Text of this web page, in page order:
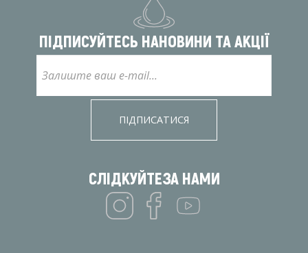
ПІДПИСУЙТЕСЬ НАНОВИНИ ТА АКЦІЇ
ПІДПИСАТИСЯ
СЛІДКУЙТЕЗА НАМИ